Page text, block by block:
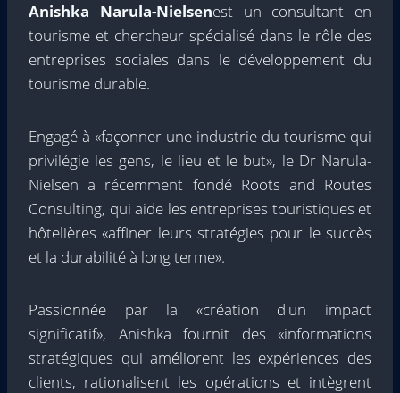
Anishka Narula-Nielsenest un consultant en
tourisme et chercheur spécialisé dans le rôle des
entreprises sociales dans le développement du
tourisme durable.
Engagé à «façonner une industrie du tourisme qui
privilégie les gens, le lieu et le but», le Dr Narula-
Nielsen a récemment fondé Roots and Routes
Consulting, qui aide les entreprises touristiques et
hôtelières «affiner leurs stratégies pour le succès
et la durabilité à long terme».
Passionnée par la «création d'un impact
significatif», Anishka fournit des «informations
stratégiques qui améliorent les expériences des
clients, rationalisent les opérations et intègrent